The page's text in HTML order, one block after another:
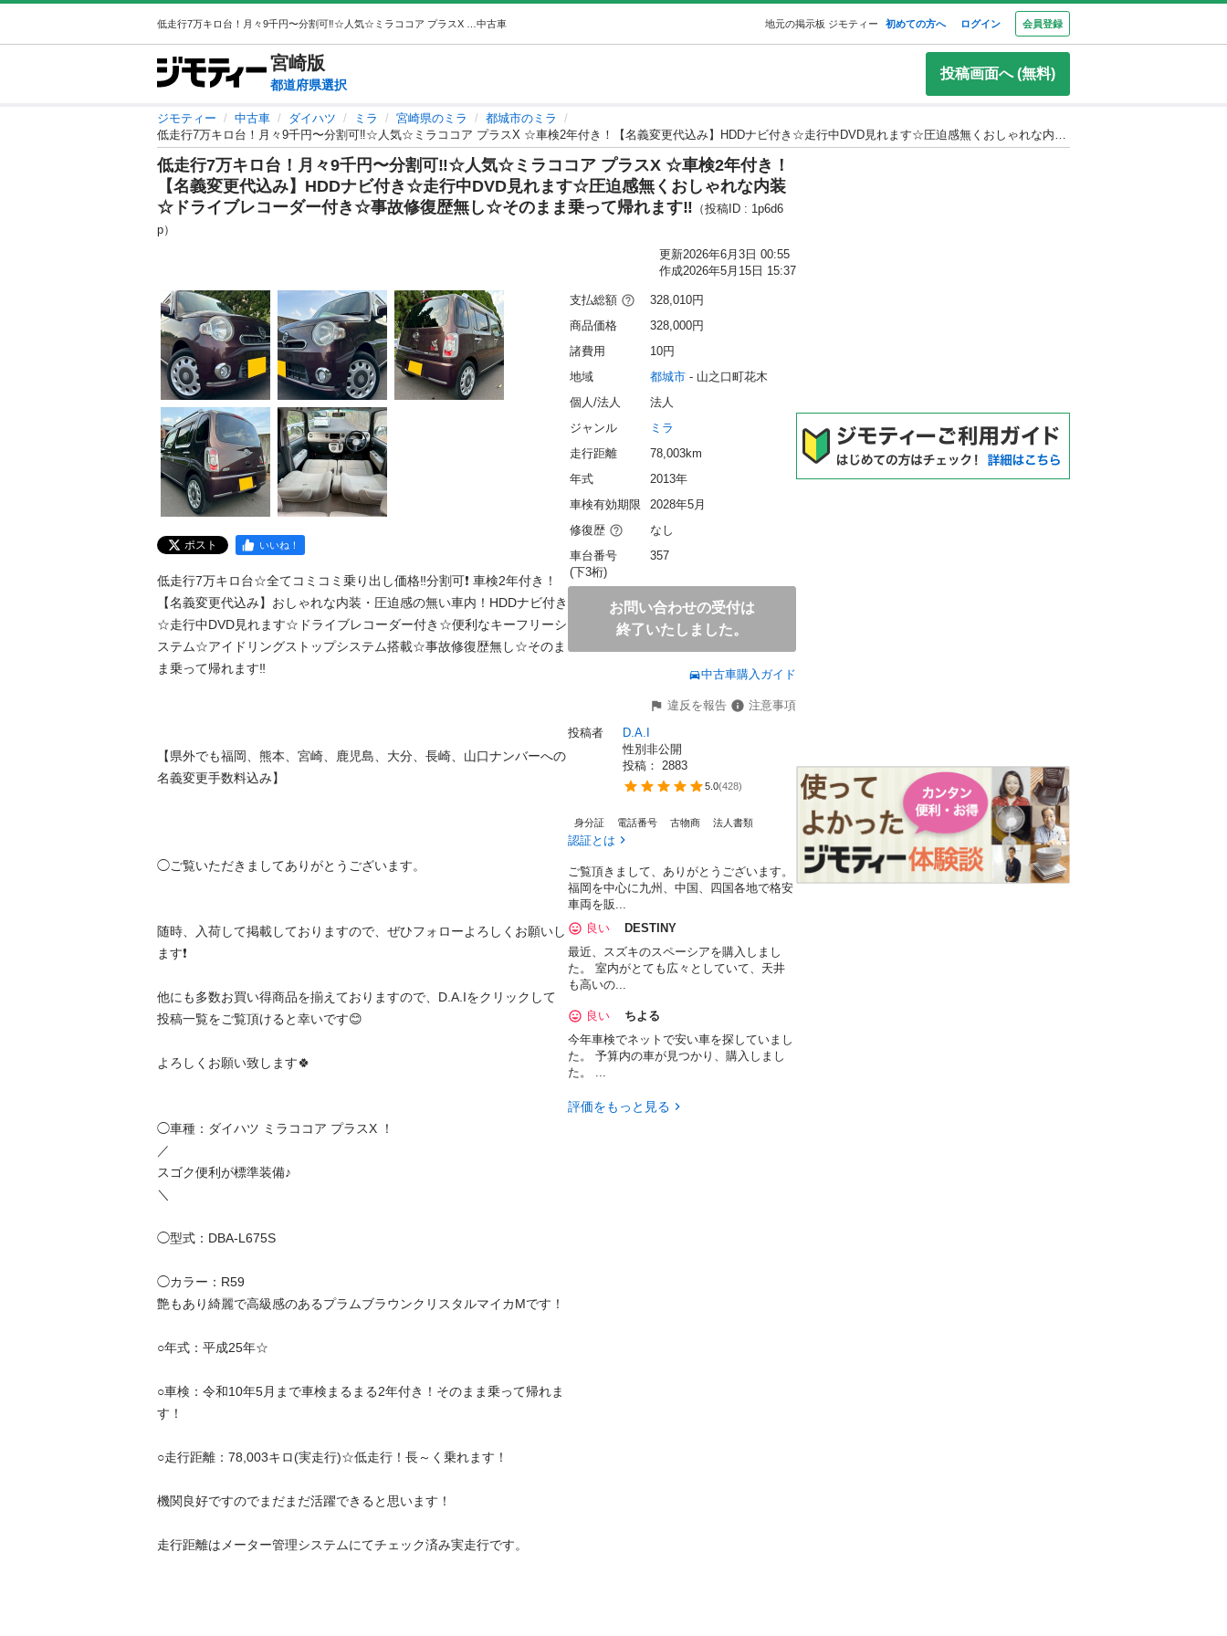
中古車 地元の掲示板 ジモティー 初めての方へ ログイン 会員登録
宮崎版
都道府県選択
投稿画面へ (無料)
ジモティー 中古車 ダイハツ ミラ 宮崎県のミラ
都城市のミラ
低走行7万キロ台！月々9千円〜分割可‼️☆人気☆ミラココア プラスX ☆車検2年付き！【名義変更代込み】HDDナビ付き☆走行中DVD見れます☆圧迫感無くおしゃれな内装☆ドライブレコーダー付き☆事故修復歴無し☆そのまま乗って帰れます‼️
低走行7万キロ台！月々9千円〜分割可‼️☆人気☆ミラココア プラスX ☆車検2年付き！
【名義変更代込み】HDDナビ付き☆走行中DVD見れます☆圧迫感無くおしゃれな内装
☆ドライブレコーダー付き☆事故修復歴無し☆そのまま乗って帰れます‼️ （投稿ID : 1p6d6
p）
更新2026年6月3日 00:55
作成2026年5月15日 15:37
ポスト いいね！
低走行7万キロ台☆全てコミコミ乗り出し価格‼️分割可❗️ 車検2年付き！
【名義変更代込み】おしゃれな内装・圧迫感の無い車内！HDDナビ付き
☆走行中DVD見れます☆ドライブレコーダー付き☆便利なキーフリーシ
ステム☆アイドリングストップシステム搭載☆事故修復歴無し☆そのま
ま乗って帰れます‼️
【県外でも福岡、熊本、宮崎、鹿児島、大分、長崎、山口ナンバーへの
名義変更手数料込み】
◯ご覧いただきましてありがとうございます。
随時、入荷して掲載しておりますので、ぜひフォローよろしくお願いし
ます❗️
他にも多数お買い得商品を揃えておりますので、D.A.Iをクリックして
投稿一覧をご覧頂けると幸いです😊
よろしくお願い致します🍀
◯車種：ダイハツ ミラココア プラスX ！
／
スゴク便利が標準装備♪
＼
◯型式：DBA-L675S
◯カラー：R59
艶もあり綺麗で高級感のあるプラムブラウンクリスタルマイカMです！
○年式：平成25年☆
○車検：令和10年5月まで車検まるまる2年付き！そのまま乗って帰れま
す！
○走行距離：78,003キロ(実走行)☆低走行！長～く乗れます！
機関良好ですのでまだまだ活躍できると思います！
走行距離はメーター管理システムにてチェック済み実走行です。
支払総額
328,010円
商品価格
328,000円
諸費用
10円
地域
都城市 - 山之口町花木
個人/法人
法人
ジャンル
ミラ
走行距離
78,003km
年式
2013年
車検有効期限
2028年5月
修復歴
なし
車台番号
(下3桁)
357
お問い合わせの受付は
終了いたしました。
中古車購入ガイド
違反を報告
注意事項
投稿者
D.A.I
性別非公開
投稿： 2883
5.0(428)
身分証 電話番号 古物商 法人書類
認証とは
ご覧頂きまして、ありがとうございます。
福岡を中心に九州、中国、四国各地で格安
車両を販...
良い
DESTINY
最近、スズキのスペーシアを購入しまし
た。 室内がとても広々としていて、天井
も高いの...
良い
ちよる
今年車検でネットで安い車を探していまし
た。 予算内の車が見つかり、購入しまし
た。 ...
評価をもっと見る